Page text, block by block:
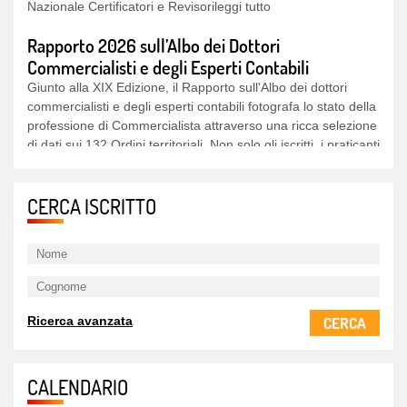
Rapporto 2026 sull’Albo dei Dottori
Commercialisti e degli Esperti Contabili
Giunto alla XIX Edizione, il Rapporto sull'Albo dei dottori
commercialisti e degli esperti contabili fotografa lo stato della
professione di Commercialista attraverso una ricca selezione
di dati sui 132 Ordini territoriali. Non solo gli iscritti, i praticanti
Revisori della Fondazione per il quadriennio
Il Consiglio di Sorveglianza della Fondazione Nazionale dei
2026, ha rinnovato il Consiglio di Gestione e il Collegio dei
Revisori per il quadriennio 2026-2030. L'intera struttura
composizione negoziata
CERCA ISCRITTO
CERCA
Ricerca avanzata
CALENDARIO